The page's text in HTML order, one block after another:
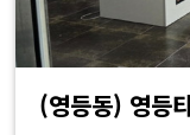
(영등동) 영등